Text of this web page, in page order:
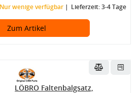
wenige verfügbar Lieferzeit: 3-4 Tage
Zum Artikel
LÖBRO Faltenbalgsatz,